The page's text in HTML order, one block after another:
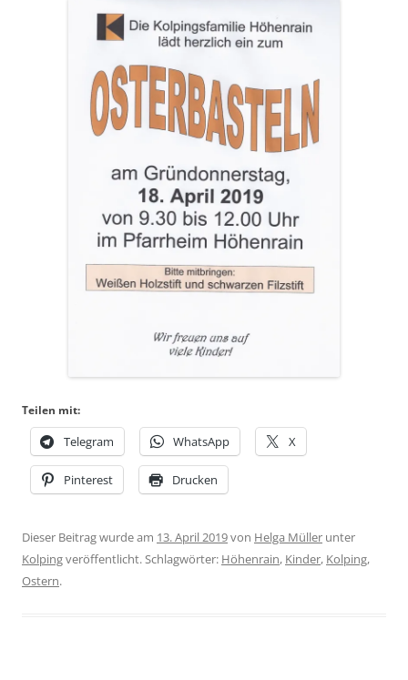
Teilen mit:
Telegram WhatsApp X
Pinterest Drucken
Dieser Beitrag wurde am 13. April 2019von Helga Müller unter
Kolpingveröffentlicht. Schlagwörter: Höhenrain, Kinder, Kolping,
Ostern.